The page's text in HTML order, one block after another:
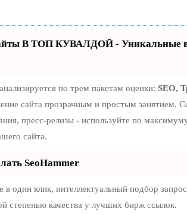
В ТОП КУВАЛДОЙ - Уникальные
по трем пакетам оценки: SEO,
сайта прозрачным и простым занятием.
пресс-релизы - используйте по
сайта.
SeoHammer
один клик, интеллектуальный подбор
степенью качества у лучших бирж ссылок.